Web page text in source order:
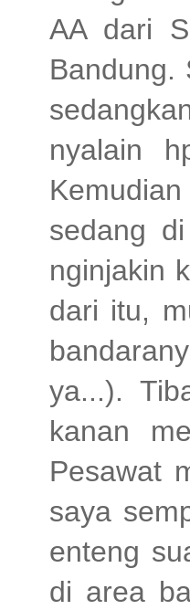
AA dari
Bandung.
nyalain
sedang
nginjakin
dari itu,
ya...).
kanan
Pesawat
saya
enteng
di area